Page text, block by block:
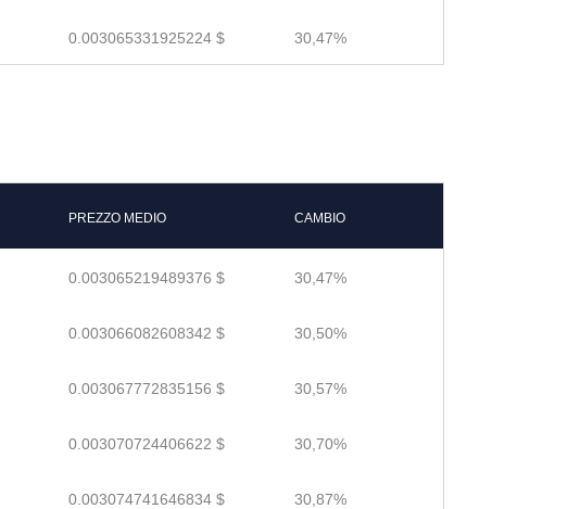
0.003065331925224 $ 30,47%
PREZZO MEDIO CAMBIO
0.003065219489376 $ 30,47%
0.003066082608342 $ 30,50%
0.003067772835156 $ 30,57%
0.003070724406622 $ 30,70%
0.003074741646834 $ 30,87%